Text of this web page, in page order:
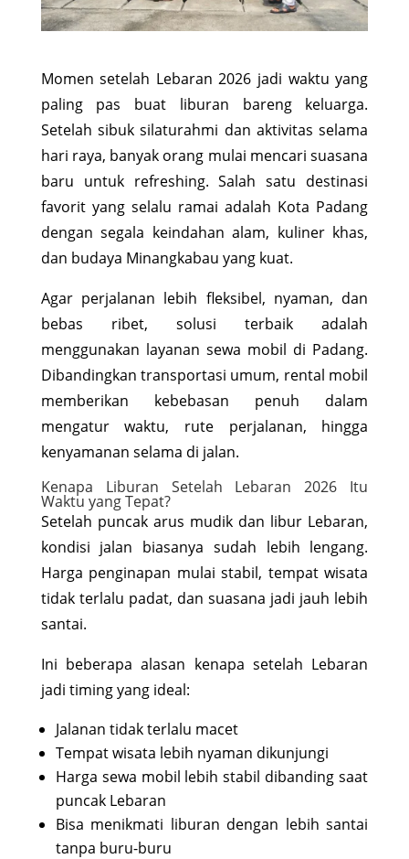
Momen setelah Lebaran 2026 jadi waktu yang
paling pas buat liburan bareng keluarga.
Setelah sibuk silaturahmi dan aktivitas selama
hari raya, banyak orang mulai mencari suasana
baru untuk refreshing. Salah satu destinasi
favorit yang selalu ramai adalah Kota Padang
dengan segala keindahan alam, kuliner khas,
dan budaya Minangkabau yang kuat.
Agar perjalanan lebih fleksibel, nyaman, dan
bebas ribet, solusi terbaik adalah
menggunakan layanan sewa mobil di Padang.
Dibandingkan transportasi umum, rental mobil
memberikan kebebasan penuh dalam
mengatur waktu, rute perjalanan, hingga
kenyamanan selama di jalan.
Kenapa Liburan Setelah Lebaran 2026 Itu
Waktu yang Tepat?
Setelah puncak arus mudik dan libur Lebaran,
kondisi jalan biasanya sudah lebih lengang.
Harga penginapan mulai stabil, tempat wisata
tidak terlalu padat, dan suasana jadi jauh lebih
santai.
Ini beberapa alasan kenapa setelah Lebaran
jadi timing yang ideal:
Jalanan tidak terlalu macet
Tempat wisata lebih nyaman dikunjungi
Harga sewa mobil lebih stabil dibanding saat
puncak Lebaran
Bisa menikmati liburan dengan lebih santai
tanpa buru-buru